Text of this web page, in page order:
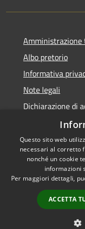
Albo pretorio
Informativa
Note legali
Dichiarazione di
Meccanismo di
RSS
Accessibilità
Questo sito web
necessari al corretto
nonché un cookie
informazioni
Per maggiori dettagli,
ACCETTA